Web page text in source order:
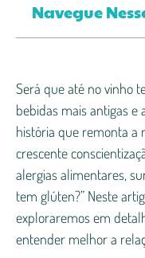
Navegue
Será que até no vinho
bebidas mais antigas
história que remonta a
crescente
alergias alimentares,
tem glúten?” Neste
exploraremos em
entender melhor a